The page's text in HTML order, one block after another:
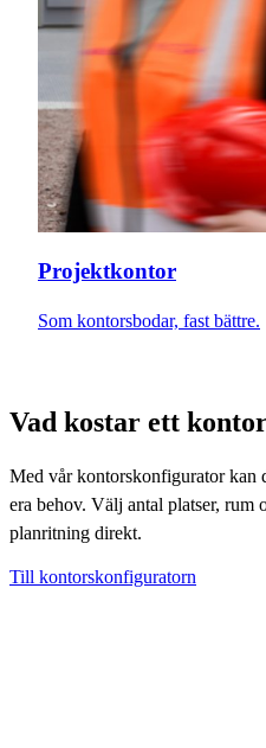
Projektkontor
Som kontorsbodar, fast bättre.
Vad kostar ett
Med vår kontorskonfigurator kan
era behov. Välj antal platser, rum
planritning direkt.
Till kontorskonfiguratorn